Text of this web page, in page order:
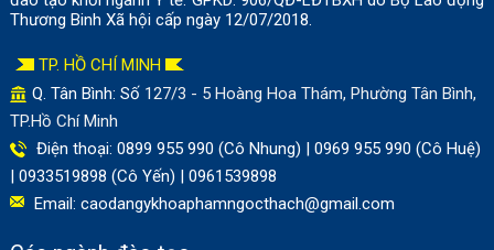
Thương Binh Xã hội cấp ngày 12/07/2018.
TP. HỒ CHÍ MINH
Q. Tân Bình: Số 127/3 - 5 Hoàng Hoa Thám, Phường Tân Bình,
TP.Hồ Chí Minh
Điện thoại: 0899 955 990 (Cô Nhung) | 0969 955 990 (Cô Huệ)
| 0933519898 (Cô Yến) | 0961539898
Email: caodangykhoaphamngocthach@gmail.com